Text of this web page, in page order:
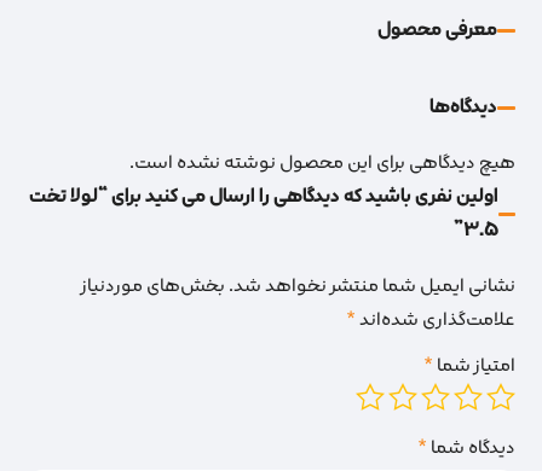
معرفی محصول
دیدگاه‌‌ها
هیچ دیدگاهی برای این محصول نوشته نشده است.
اولین نفری باشید که دیدگاهی را ارسال می کنید برای “لولا تخت
3.5”
نشانی ایمیل شما منتشر نخواهد شد.بخش‌های موردنیاز
علامت‌گذاری شده‌اند*
امتیاز شما*
دیدگاه شما*